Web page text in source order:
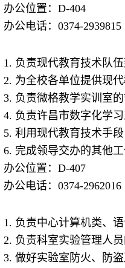
办公位置：D-404
办公电话：0374-2939815
1. 负责现代教育技术队
2. 为全校各单位提供现
3. 负责微格教学实训室
4. 负责许昌市数字化学
5. 利用现代教育技术手
6. 完成领导交办的其他
办公位置：D-407
办公电话：0374-2962016
1. 负责中心计算机类、
2. 负责科室实验管理人
3. 做好实验室防火、防